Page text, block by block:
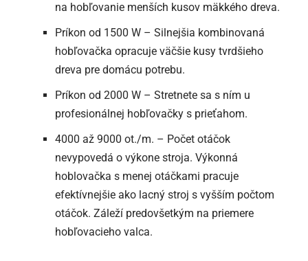
na hobľovanie menších kusov mäkkého dreva.
Príkon od 1500 W – Silnejšia kombinovaná
hobľovačka opracuje väčšie kusy tvrdšieho
dreva pre domácu potrebu.
Príkon od 2000 W – Stretnete sa s ním u
profesionálnej hobľovačky s prieťahom.
4000 až 9000 ot./m. – Počet otáčok
nevypovedá o výkone stroja. Výkonná
hoblovačka s menej otáčkami pracuje
efektívnejšie ako lacný stroj s vyšším počtom
otáčok. Záleží predovšetkým na priemere
hobľovacieho valca.